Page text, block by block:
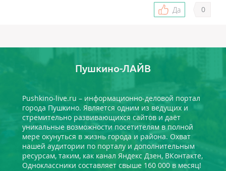
Да
0
Пушкино-ЛАЙВ
Pushkino-live.ru – информационно-деловой портал
города Пушкино. Является одним из ведущих и
стремительно развивающихся сайтов и даёт
уникальные возможности посетителям в полной
мере окунуться в жизнь города и района. Охват
нашей аудитории по порталу и дополнительным
ресурсам, таким, как канал Яндекс Дзен, ВКонтакте,
Одноклассники составляет свыше 160 000 в месяц!